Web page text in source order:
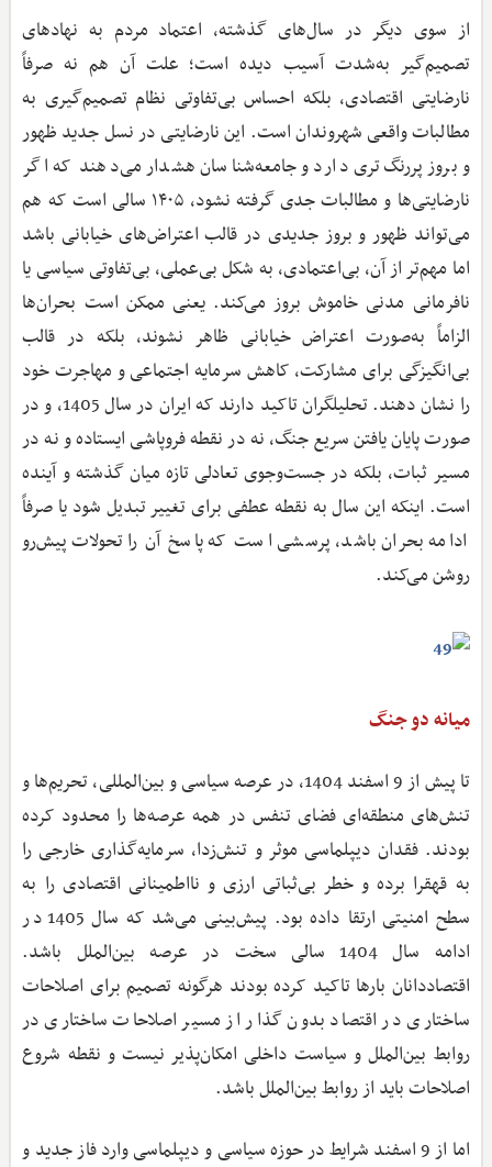
از سوی دیگر در سال‌های گذشته، اعتماد مردم به نهادهای
تصمیم‌گیر به‌شدت آسیب دیده است؛ علت آن هم نه صرفاً
نارضایتی اقتصادی، بلکه احساس بی‌تفاوتی نظام تصمیم‌گیری به
مطالبات واقعی شهروندان است. این نارضایتی در نسل جدید ظهور
و بروز پررنگ‌تری دارد و جامعه‌شناسان هشدار می‌دهند که اگر
نارضایتی‌ها و مطالبات جدی گرفته نشود، ۱۴۰۵ سالی است که هم
می‌تواند ظهور و بروز جدیدی در قالب اعتراض‌های خیابانی باشد
اما مهم‌تر از آن، بی‌اعتمادی، به شکل بی‌عملی، بی‌تفاوتی سیاسی یا
نافرمانی مدنی خاموش بروز می‌کند. یعنی ممکن است بحران‌ها
الزاماً به‌صورت اعتراض خیابانی ظاهر نشوند، بلکه در قالب
بی‌انگیزگی برای مشارکت، کاهش سرمایه اجتماعی و مهاجرت خود
را نشان دهند. تحلیلگران تاکید دارند که ایران در سال 1405، و در
صورت پایان یافتن سریع جنگ، نه در نقطه فروپاشی ایستاده و نه در
مسیر ثبات، بلکه در جست‌وجوی تعادلی تازه میان گذشته و آینده
است. اینکه این سال به نقطه عطفی برای تغییر تبدیل شود یا صرفاً
ادامه بحران باشد، پرسشی است که پاسخ آن را تحولات پیش‌رو
روشن می‌کند.
میانه دو جنگ
تا پیش از 9 اسفند 1404، در عرصه سیاسی و بین‌المللی، تحریم‌ها و
تنش‌های منطقه‌ای فضای تنفس در همه عرصه‌ها را محدود کرده
بودند. فقدان دیپلماسی موثر و تنش‌زدا، سرمایه‌گذاری خارجی را
به قهقرا برده و خطر بی‌ثباتی ارزی و نااطمینانی اقتصادی را به
سطح امنیتی ارتقا داده بود. پیش‌بینی می‌شد که سال 1405 در
ادامه سال 1404 سالی سخت در عرصه بین‌الملل باشد.
اقتصاددانان بارها تاکید کرده بودند هرگونه تصمیم برای اصلاحات
ساختاری در اقتصاد بدون گذار از مسیر اصلاحات ساختاری در
روابط بین‌الملل و سیاست داخلی امکان‌پذیر نیست و نقطه شروع
اصلاحات باید از روابط بین‌الملل باشد.
اما از 9 اسفند شرایط در حوزه سیاسی و دیپلماسی وارد فاز جدید و